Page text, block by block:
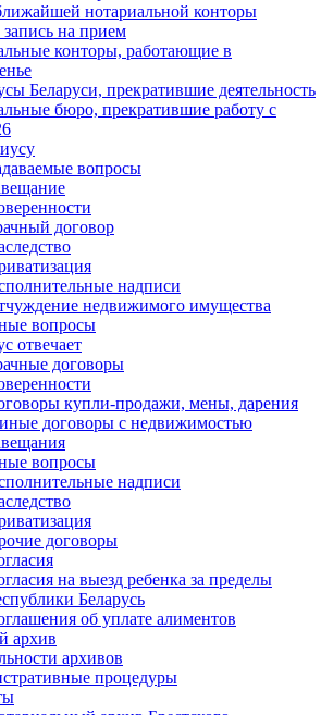
нотариальной конторы
на прием
конторы, работающие в
Беларуси, прекратившие деятельность
бюро, прекратившие работу с
вопросы
договор
надписи
недвижимого имущества
вопросы
отвечает
договоры
купли-продажи, мены, дарения
договоры с недвижимостью
вопросы
надписи
договоры
на выезд ребенка за пределы
Беларусь
об уплате алиментов
архив
архивов
процедуры